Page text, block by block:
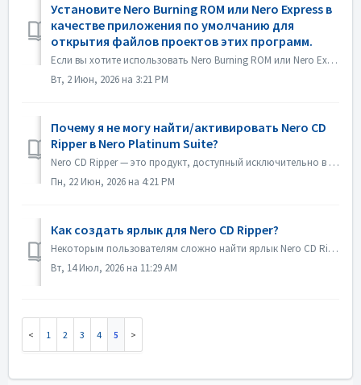
Установите Nero Burning ROM или Nero Express в
качестве приложения по умолчанию для
открытия файлов проектов этих программ.
Если вы хотите использовать Nero Burning ROM или Nero Express в качестве приложения по умолчанию для открытия файлов проектов Nero Burning ROM или проектов ...
Вт, 2 Июн, 2026 на 3:21 PM
Почему я не могу найти/активировать Nero CD
Ripper в Nero Platinum Suite?
Nero CD Ripper — это продукт, доступный исключительно в Microsoft Store (https://apps.microsoft.com/detail/9NSNQ0CPD06G), и он не входит в состав Nero Plati...
Пн, 22 Июн, 2026 на 4:21 PM
Как создать ярлык для Nero CD Ripper?
Некоторым пользователям сложно найти ярлык Nero CD Ripper, и им приходится каждый раз заходить в Microsoft Store, чтобы запустить программу. На самом деле ...
Вт, 14 Июл, 2026 на 11:29 AM
1 2 3 4 5